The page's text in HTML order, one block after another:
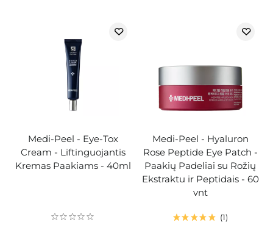
Medi-Peel - Eye-Tox
Cream - Liftinguojantis
Kremas Paakiams - 40ml
Medi-Peel - Hyaluron
Rose Peptide Eye Patch -
Paakių Padeliai su Rožių
Ekstraktu ir Peptidais - 60
vnt
1